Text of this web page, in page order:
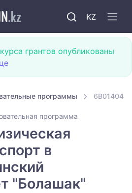
KZ
грантов опубликованы
программы 6B01404
программа
в
"Болашак"